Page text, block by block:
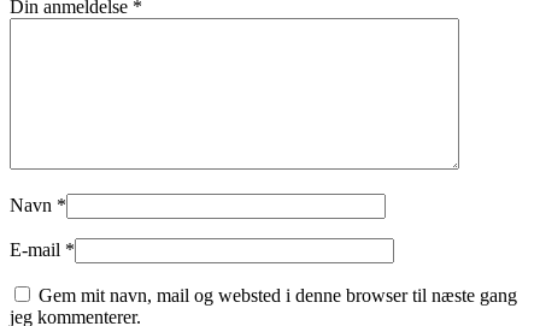
Din anmeldelse *
Navn *
E-mail *
Gem mit navn, mail og websted i denne browser til næste gang
jeg kommenterer.